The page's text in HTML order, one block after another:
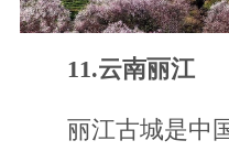
11.云南丽江
丽江古城是中